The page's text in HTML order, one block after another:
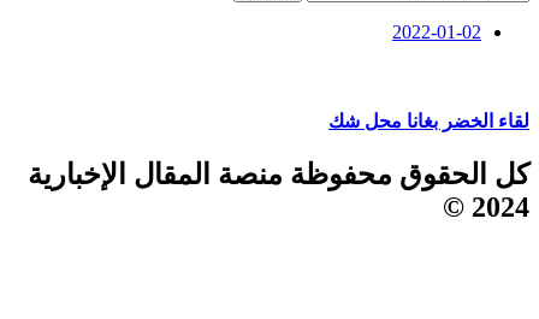
2022-01-02
لقاء الخضر بغانا محل شك
كل الحقوق محفوظة منصة المقال الإخبارية
2024 ©